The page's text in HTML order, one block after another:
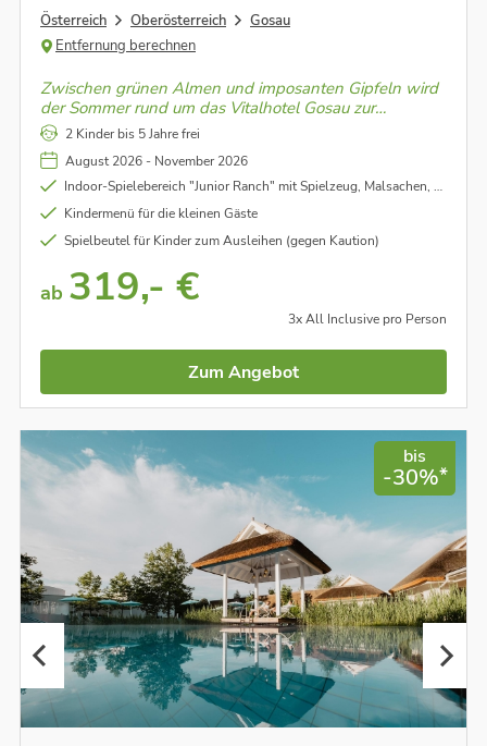
Österreich Oberösterreich
Gosau
Entfernung berechnen
Zwischen grünen Almen und imposanten Gipfeln wird
der Sommer rund um das Vitalhotel Gosau zur
wohltuenden Auszeit – eingebettet in die Natur des
Dachstein.
2 Kinder bis 5 Jahre frei
August 2026 - November 2026
Indoor-Spielebereich "Junior Ranch" mit Spielzeug, Malsachen, Trampolin und vielem mehr
Kindermenü für die kleinen Gäste
Spielbeutel für Kinder zum Ausleihen (gegen Kaution)
ab 319,- €
3x All Inclusive pro Person
Zum Angebot
bis
-30%*